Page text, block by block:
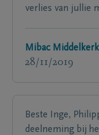
verlies van jullie
Mibac
28/11/2019
Beste Inge,
deelneming bij